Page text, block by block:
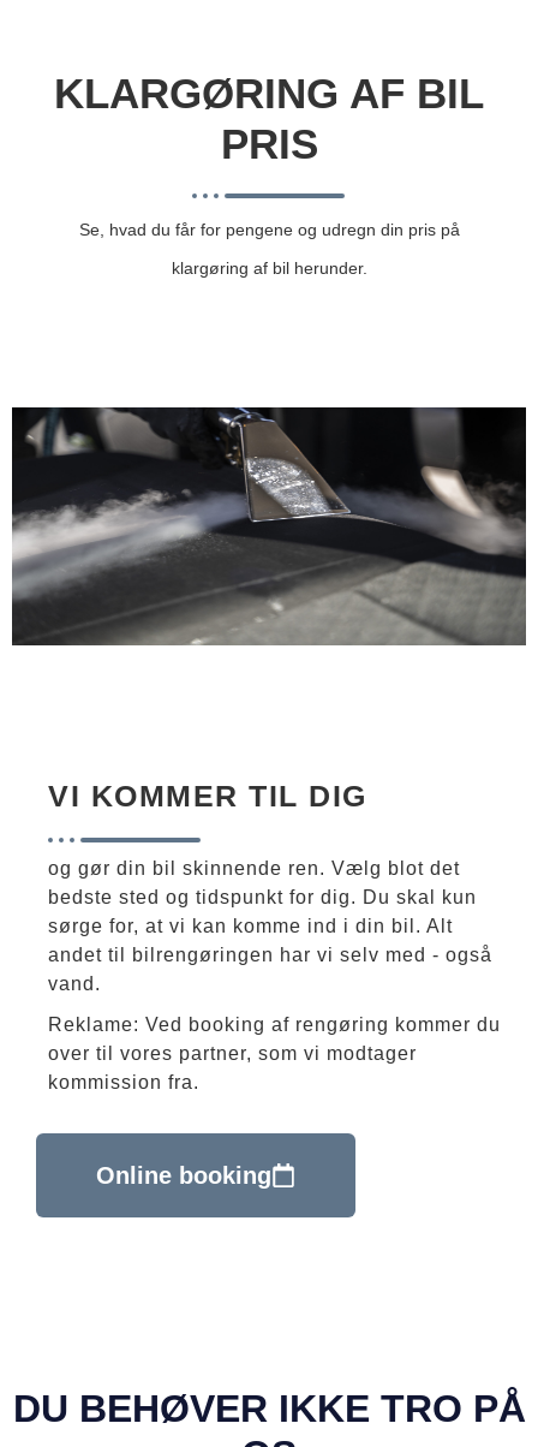
KLARGØRING AF BIL
PRIS
Se, hvad du får for pengene og udregn din pris på
klargøring af bil herunder.
VI KOMMER TIL DIG
og gør din bil skinnende ren. Vælg blot det
bedste sted og tidspunkt for dig. Du skal kun
sørge for, at vi kan komme ind i din bil. Alt
andet til bilrengøringen har vi selv med - også
vand.
Reklame: Ved booking af rengøring kommer du
over til vores partner, som vi modtager
kommission fra.
Online booking
DU BEHØVER IKKE TRO PÅ